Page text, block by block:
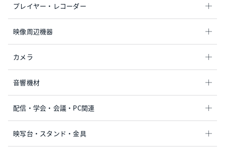
プレイヤー・レコーダー
映像周辺機器
カメラ
音響機材
配信・学会・会議・PC関連
映写台・スタンド・金具